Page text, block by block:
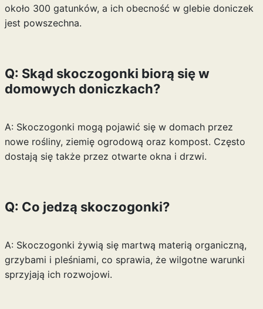
około 300 gatunków, a ich obecność w glebie doniczek
jest powszechna.
Q: Skąd skoczogonki biorą się w
domowych doniczkach?
A: Skoczogonki mogą pojawić się w domach przez
nowe rośliny, ziemię ogrodową oraz kompost. Często
dostają się także przez otwarte okna i drzwi.
Q: Co jedzą skoczogonki?
A: Skoczogonki żywią się martwą materią organiczną,
grzybami i pleśniami, co sprawia, że wilgotne warunki
sprzyjają ich rozwojowi.